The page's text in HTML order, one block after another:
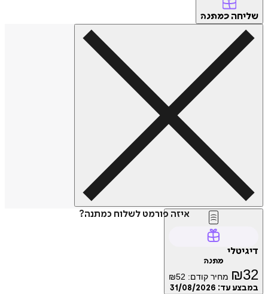
שליחה כמתנה
איזה פורמט לשלוח כמתנה?
דיגיטלי
מתנה
₪32 מחיר קודם: ₪52
במבצע עד: 31/08/2026